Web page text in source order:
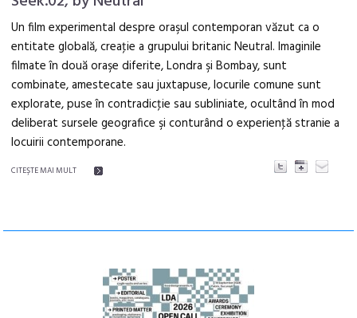
Un film experimental despre oraşul contemporan văzut ca o
entitate globală, creaţie a grupului britanic Neutral. Imaginile
filmate în două oraşe diferite, Londra şi Bombay, sunt
combinate, amestecate sau juxtapuse, locurile comune sunt
explorate, puse în contradicţie sau subliniate, ocultând în mod
deliberat sursele geografice şi conturând o experienţă stranie a
locuirii contemporane.
CITEŞTE MAI MULT